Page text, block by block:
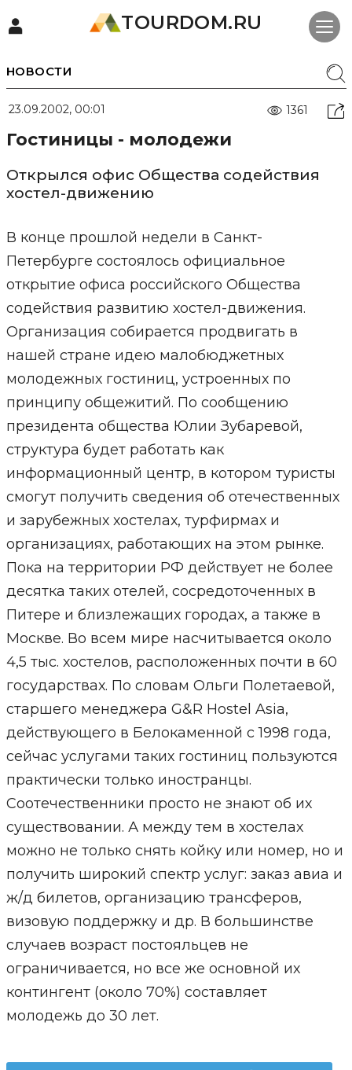
TOURDOM.RU
НОВОСТИ
23.09.2002, 00:01 1361
Гостиницы - молодежи
Открылся офис Общества содействия
хостел-движению
В конце прошлой недели в Санкт-
Петербурге состоялось официальное
открытие офиса российского Общества
содействия развитию хостел-движения.
Организация собирается продвигать в
нашей стране идею малобюджетных
молодежных гостиниц, устроенных по
принципу общежитий. По сообщению
президента общества Юлии Зубаревой,
структура будет работать как
информационный центр, в котором туристы
смогут получить сведения об отечественных
и зарубежных хостелах, турфирмах и
организациях, работающих на этом рынке.
Пока на территории РФ действует не более
десятка таких отелей, сосредоточенных в
Питере и близлежащих городах, а также в
Москве. Во всем мире насчитывается около
4,5 тыс. хостелов, расположенных почти в 60
государствах. По словам Ольги Полетаевой,
старшего менеджера G&R Hostel Asia,
действующего в Белокаменной с 1998 года,
сейчас услугами таких гостиниц пользуются
практически только иностранцы.
Соотечественники просто не знают об их
существовании. А между тем в хостелах
можно не только снять койку или номер, но и
получить широкий спектр услуг: заказ авиа и
ж/д билетов, организацию трансферов,
визовую поддержку и др. В большинстве
случаев возраст постояльцев не
ограничивается, но все же основной их
контингент (около 70%) составляет
молодежь до 30 лет.